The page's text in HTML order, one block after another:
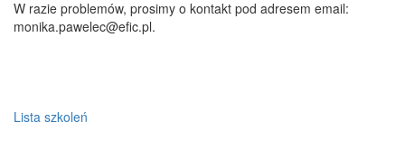
W razie problemów, prosimy o kontakt pod adresem email:
monika.pawelec@efic.pl.
Lista szkoleń